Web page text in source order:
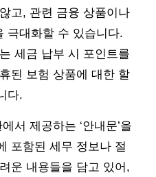
고, 관련 금융 상품이나
극대화할 수 있습니다.
세금 납부 시 포인트를
된 보험 상품에 대한 할
다.
서 제공하는 ‘안내문’을
포함된 세무 정보나 절
운 내용들을 담고 있어,